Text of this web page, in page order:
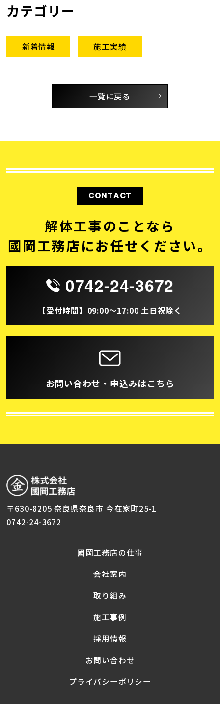
カテゴリー
新着情報 施工実績
一覧に戻る
CONTACT
解体工事のことなら
國岡工務店にお任せください。
0742-24-3672
【受付時間】09:00～17:00 土日祝除く
お問い合わせ・申込みはこちら
〒630-8205 奈良県奈良市 今在家町25-1
0742-24-3672
國岡工務店の仕事
会社案内
取り組み
施工事例
採用情報
お問い合わせ
プライバシーポリシー